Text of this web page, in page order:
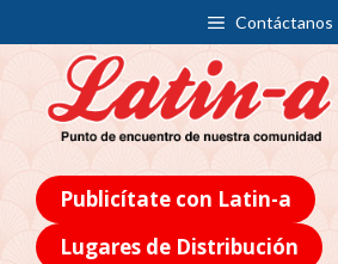
Contáctanos
Publicítate con Latin-a
Lugares de Distribución